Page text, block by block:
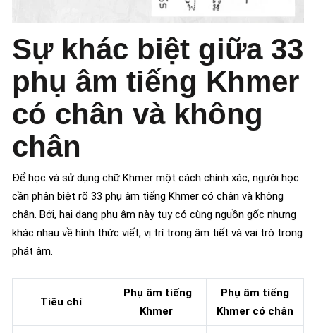
Sự khác biệt giữa 33
phụ âm tiếng Khmer
có chân và không
chân
Để học và sử dụng chữ Khmer một cách chính xác, người học
cần phân biệt rõ 33 phụ âm tiếng Khmer có chân và không
chân. Bởi, hai dạng phụ âm này tuy có cùng nguồn gốc nhưng
khác nhau về hình thức viết, vị trí trong âm tiết và vai trò trong
phát âm.
Tiêu chí
Phụ âm tiếng
Khmer
Phụ âm tiếng
Khmer có chân